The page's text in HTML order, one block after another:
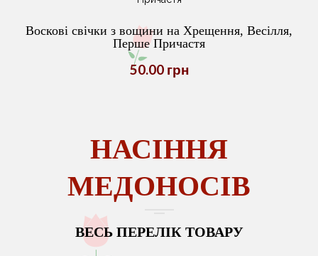
Воскові свічки з вощини на Хрещення, Весілля,
Перше Причастя
50.00 грн
НАСІННЯ
МЕДОНОСІВ
ВЕСЬ ПЕРЕЛІК ТОВАРУ